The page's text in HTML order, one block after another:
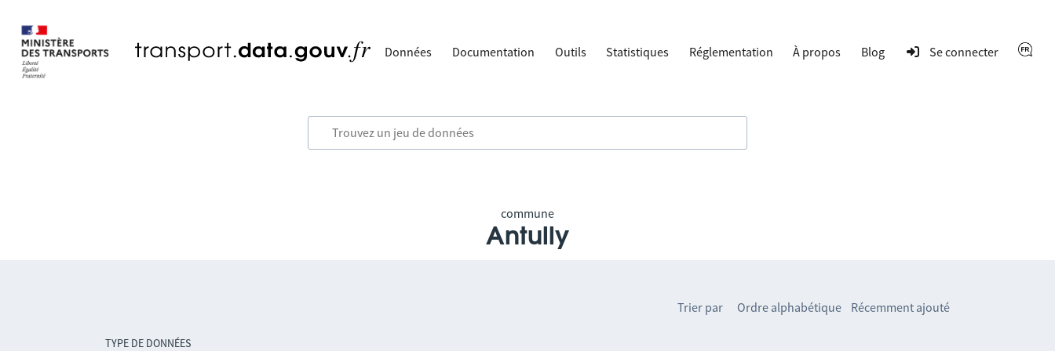
Données Documentation Outils Statistiques Réglementation À propos Blog Se connecter
commune
Antully
TYPE DE DONNÉES
Trier par Ordre alphabétique Récemment ajouté